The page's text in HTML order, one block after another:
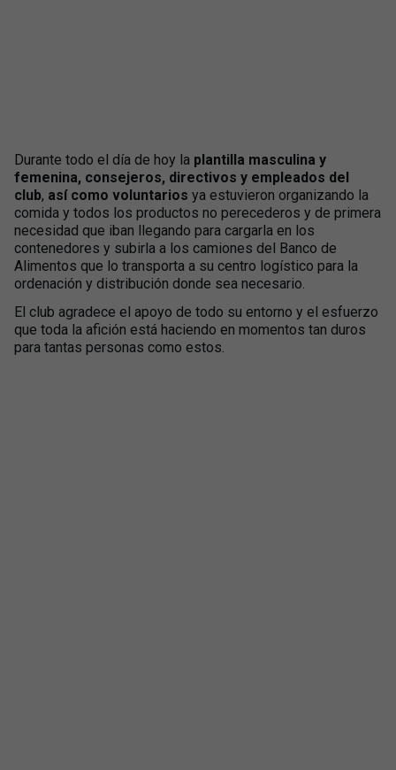
Durante todo el día de hoy la plantilla masculina y
femenina, consejeros, directivos y empleados del
club, así como voluntarios ya estuvieron organizando la
comida y todos los productos no perecederos y de primera
necesidad que iban llegando para cargarla en los
contenedores y subirla a los camiones del Banco de
Alimentos que lo transporta a su centro logístico para la
ordenación y distribución donde sea necesario.
El club agradece el apoyo de todo su entorno y el esfuerzo
que toda la afición está haciendo en momentos tan duros
para tantas personas como estos.